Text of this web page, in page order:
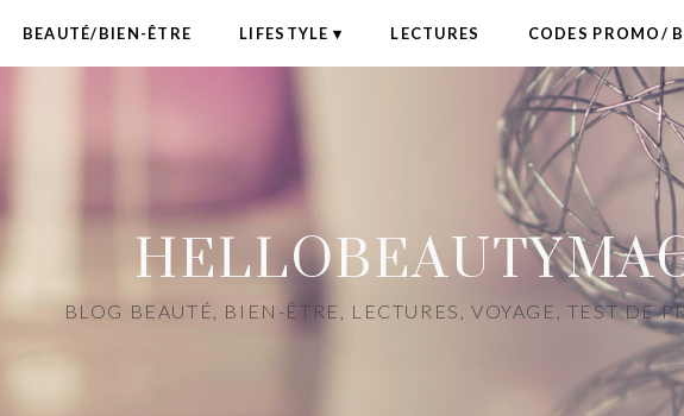
BEAUTÉ/BIEN-ÊTRE LIFESTYLE LECTURES CODES PROMO/
BLOG BEAUTÉ, BIEN-ÊTRE, LECTURES, VOYAGE, TEST DE